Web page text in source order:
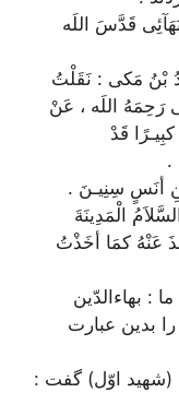
قَدَّسَ اللَه
بْنُ مَکی : نَقَلْتُ
رَحِمَهُ اللَه ، عَنْ
قَدْ
.
أنَسٍ سِنِیـنَ .
الْمَدِینَةَ
عَنْهُ کمَا أخَذْتُ
: بهاء‌الدّین
بدین عبارت
اوّل) گفت :